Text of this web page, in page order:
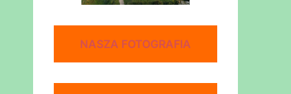
NASZA FOTOGRAFIA